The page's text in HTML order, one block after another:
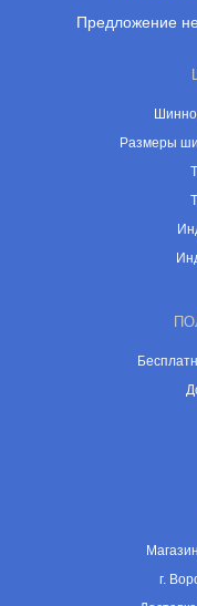
Предложение
Размеры
г.